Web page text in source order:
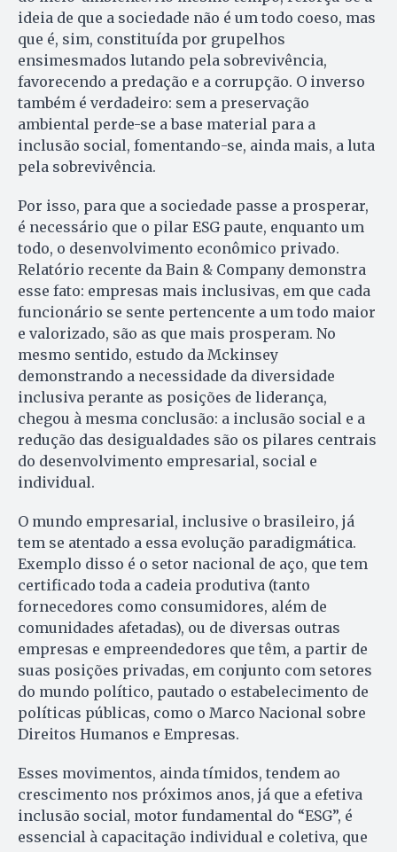
ideia de que a sociedade não é um todo coeso, mas
que é, sim, constituída por grupelhos
ensimesmados lutando pela sobrevivência,
favorecendo a predação e a corrupção. O inverso
também é verdadeiro: sem a preservação
ambiental perde-se a base material para a
inclusão social, fomentando-se, ainda mais, a luta
pela sobrevivência.
Por isso, para que a sociedade passe a prosperar,
é necessário que o pilar ESG paute, enquanto um
todo, o desenvolvimento econômico privado.
Relatório recente da Bain & Company demonstra
esse fato: empresas mais inclusivas, em que cada
funcionário se sente pertencente a um todo maior
e valorizado, são as que mais prosperam. No
mesmo sentido, estudo da Mckinsey
demonstrando a necessidade da diversidade
inclusiva perante as posições de liderança,
chegou à mesma conclusão: a inclusão social e a
redução das desigualdades são os pilares centrais
do desenvolvimento empresarial, social e
individual.
O mundo empresarial, inclusive o brasileiro, já
tem se atentado a essa evolução paradigmática.
Exemplo disso é o setor nacional de aço, que tem
certificado toda a cadeia produtiva (tanto
fornecedores como consumidores, além de
comunidades afetadas), ou de diversas outras
empresas e empreendedores que têm, a partir de
suas posições privadas, em conjunto com setores
do mundo político, pautado o estabelecimento de
políticas públicas, como o Marco Nacional sobre
Direitos Humanos e Empresas.
Esses movimentos, ainda tímidos, tendem ao
crescimento nos próximos anos, já que a efetiva
inclusão social, motor fundamental do “ESG”, é
essencial à capacitação individual e coletiva, que